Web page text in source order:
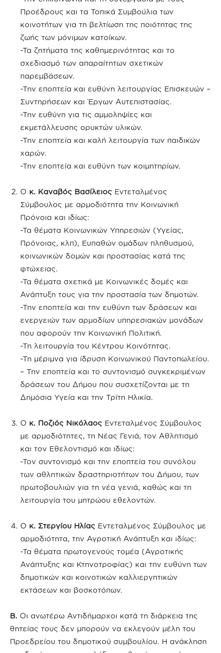
Προέδρους και τα Τοπικά Συμβούλια των
κοινοτήτων για τη βελτίωση της ποιότητας της
ζωής των μόνιμων κατοίκων.
-Τα ζητήματα της καθημερινότητας και το
σχεδιασμό των απαραίτητων σχετικών
παρεμβάσεων.
-Την εποπτεία και ευθύνη λειτουργίας Επισκευών –
Συντηρήσεων και Έργων Αυτεπιστασίας.
-Την ευθύνη για τις αμμοληψίες και
εκμετάλλευσης ορυκτών υλικών.
-Την εποπτεία και καλή λειτουργία των παιδικών
χαρών.
-Την εποπτεία και ευθύνη των κοιμητηρίων.
Ο κ. Καναβός Βασίλειος Εντεταλμένος
Σύμβουλος με αρμοδιότητα την Κοινωνική
Πρόνοια και ιδίως:
-Τα θέματα Κοινωνικών Υπηρεσιών (Υγείας,
Πρόνοιας, κλπ), Ευπαθών ομάδων πληθυσμού,
κοινωνικών δομών και προστασίας κατά της
φτώχειας.
-Τα θέματα σχετικά με Κοινωνικές δομές και
Ανάπτυξη τους για την προστασία των δημοτών.
-Την εποπτεία και την ευθύνη των δράσεων και
ενεργειών των αρμοδίων υπηρεσιακών μονάδων
που αφορούν την Κοινωνική Πολιτική.
-Τη λειτουργία του Κέντρου Κοινότητας.
-Τη μέριμνα για ίδρυση Κοινωνικού Παντοπωλείου.
– Την εποπτεία και το συντονισμό συγκεκριμένων
δράσεων του Δήμου που συσχετίζονται με τη
Δημόσια Υγεία και την Τρίτη Ηλικία.
Ο κ. Ποζιός Νικόλαος Εντεταλμένος Σύμβουλος
με αρμοδιότητες, τη Νέας Γενιά, τον Αθλητισμό
και τον Εθελοντισμό και ιδίως:
-Τον συντονισμό και την εποπτεία του συνόλου
των αθλητικών δραστηριοτήτων του Δήμου, των
πρωτοβουλιών για τη νέα γενιά, καθώς και τη
λειτουργία του μητρώου εθελοντών.
Ο κ. Στεργίου Ηλίας Εντεταλμένος Σύμβουλος με
αρμοδιότητα, την Αγροτική Ανάπτυξη και ιδίως:
-Τα θέματα πρωτογενούς τομέα (Αγροτικής
Ανάπτυξης και Κτηνοτροφίας) και την ευθύνη των
δημοτικών και κοινοτικών καλλιεργητικών
εκτάσεων και βοσκοτόπων.
Β. Οι ανωτέρω Αντιδήμαρχοι κατά τη διάρκεια της
θητείας τους δεν μπορούν να εκλεγούν μέλη του
Προεδρείου του δημοτικού συμβουλίου. Η ανάκληση